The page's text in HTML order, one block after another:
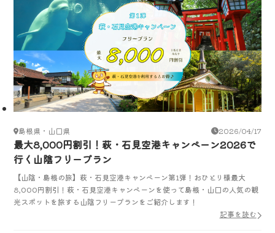
島根県・山口県 2026/04/17
最大8,000円割引！萩・石見空港キャンペーン2026で
行く山陰フリープラン
【山陰・島根の旅】萩・石見空港キャンペーン第1弾！おひとり様最大
8,000円割引！萩・石見空港キャンペーンを使って島根・山口の人気の観
光スポットを旅する山陰フリープランをご紹介します！
記事を読む